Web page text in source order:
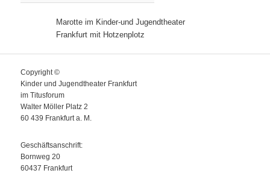
Marotte im Kinder-und Jugendtheater
Frankfurt mit Hotzenplotz
Copyright ©
Kinder und Jugendtheater Frankfurt
im Titusforum
Walter Möller Platz 2
60 439 Frankfurt a. M.
Geschäftsanschrift:
Bornweg 20
60437 Frankfurt